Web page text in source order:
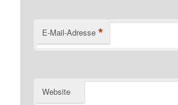
E-Mail-Adresse *
Website